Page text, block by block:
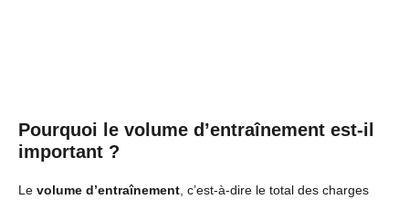
Pourquoi le volume d’entraînement est-il
important ?
Le volume d’entraînement , c’est-à-dire le total des charges